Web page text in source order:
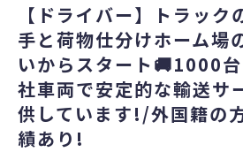
【ドライバー】トラック
手と荷物仕分けホーム場
いからスタート🚚1000
社車両で安定的な輸送サ
供しています!/外国籍の
績あり!